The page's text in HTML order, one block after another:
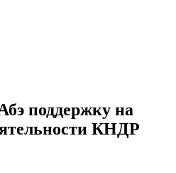
поддержку на
КНДР